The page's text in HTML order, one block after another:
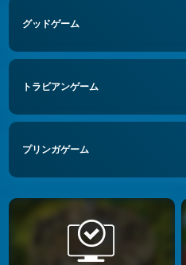
グッドゲーム
トラビアンゲーム
プリンガゲーム